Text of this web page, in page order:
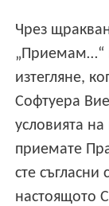
Чрез
„Приемам…“
изтегляне,
Софтуера Вие
условията
приемате
сте съгласни
настоящото